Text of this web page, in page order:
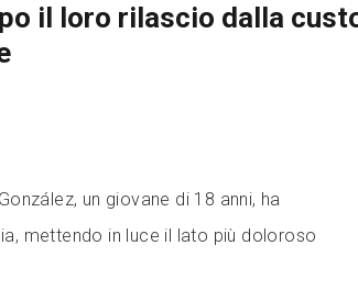
il loro rilascio dalla
un giovane di 18 anni, ha
mettendo in luce il lato più doloroso